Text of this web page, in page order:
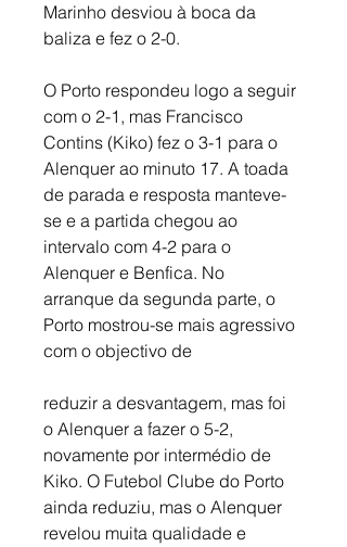
Marinho desviou à boca da
baliza e fez o 2-0.
O Porto respondeu logo a seguir
com o 2-1, mas Francisco
Contins (Kiko) fez o 3-1 para o
Alenquer ao minuto 17. A toada
de parada e resposta manteve-
se e a partida chegou ao
intervalo com 4-2 para o
Alenquer e Benfica. No
arranque da segunda parte, o
Porto mostrou-se mais agressivo
com o objectivo de
reduzir a desvantagem, mas foi
o Alenquer a fazer o 5-2,
novamente por intermédio de
Kiko. O Futebol Clube do Porto
ainda reduziu, mas o Alenquer
revelou muita qualidade e